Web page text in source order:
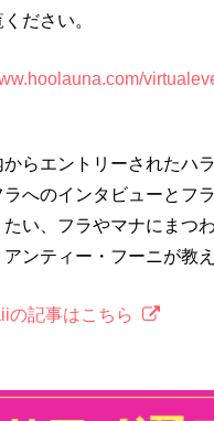
ださい。
からエントリーされたハ
ラへのインタビューとフ
たい、フラやマナにまつ
アンティー・フーニが教
の記事はこちら